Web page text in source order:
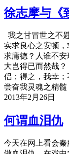
徐志摩与《
我之甘冒世之不
实求良心之安顿
求庸德？人谁不安
大岂得已而然哉
侣；得之，我幸
尝奋我灵魂之精
2013年2月26日
何谓血泪仇
今天在网上看会